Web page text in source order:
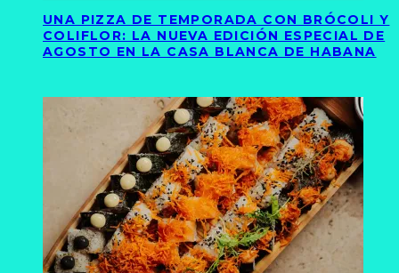
UNA PIZZA DE TEMPORADA CON BRÓCOLI Y
COLIFLOR: LA NUEVA EDICIÓN ESPECIAL DE
AGOSTO EN LA CASA BLANCA DE HABANA